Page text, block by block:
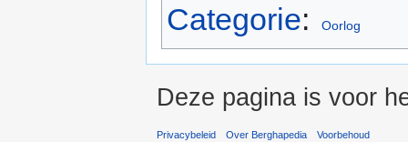
Categorie: Oorlog
Deze pagina is voor
Privacybeleid Over Berghapedia Voorbehoud